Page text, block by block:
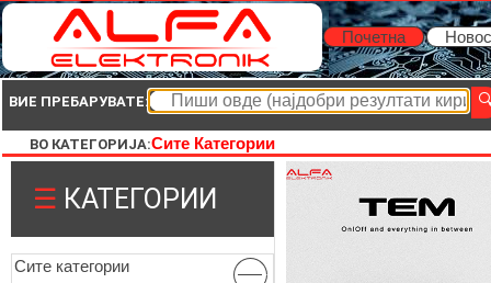
Почетна
ВИЕ ПРЕБАРУВАТЕ:
ВО КАТЕГОРИЈА:Сите Категории
☰ КАТЕГОРИИ
Сите категории